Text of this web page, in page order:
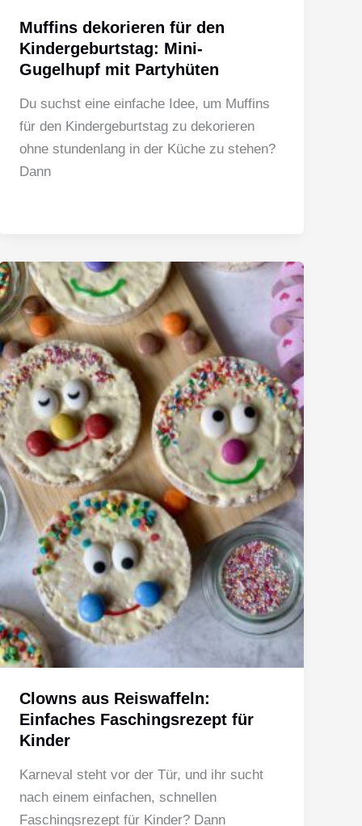
Muffins dekorieren für den
Kindergeburtstag: Mini-
Gugelhupf mit Partyhüten
Du suchst eine einfache Idee, um Muffins
für den Kindergeburtstag zu dekorieren
ohne stundenlang in der Küche zu stehen?
Dann
Clowns aus Reiswaffeln:
Einfaches Faschingsrezept für
Kinder
Karneval steht vor der Tür, und ihr sucht
nach einem einfachen, schnellen
Faschingsrezept für Kinder? Dann